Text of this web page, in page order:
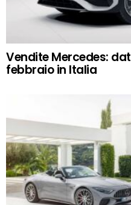
Vendite Mercedes:
febbraio in Italia